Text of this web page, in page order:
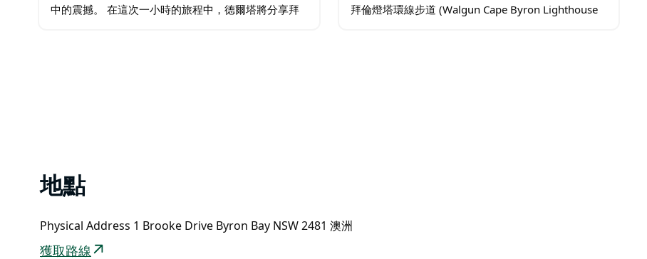
中的震撼。 在這次一小時的旅程中，德爾塔將分享拜
拜倫燈塔環線步道 (Walgun Cape Byron Lighthouse
地點
Physical Address 1 Brooke Drive Byron Bay NSW 2481 澳洲
獲取路線